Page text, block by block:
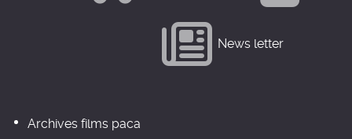
News letter
Archives films paca